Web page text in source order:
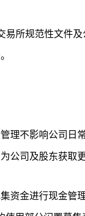
易所规范性文件
理不影响公司日
公司及股东获取
资金进行现金管